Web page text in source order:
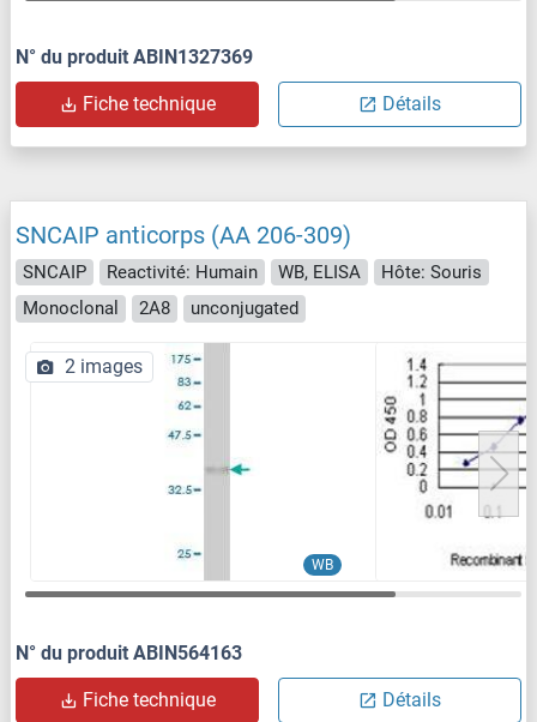
N° du produit ABIN1327369
Fiche technique Détails
SNCAIP anticorps (AA 206-309)
SNCAIP Reactivité: Humain WB, ELISA
Hôte: Souris
Monoclonal
2A8 unconjugated
WB
2 images
N° du produit ABIN564163
Fiche technique Détails